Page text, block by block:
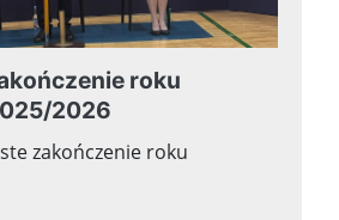
roku
2026
zakończenie roku